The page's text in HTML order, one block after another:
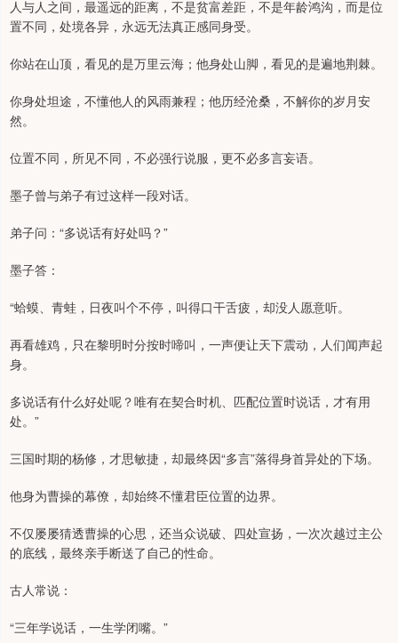
人与人之间，最遥远的距离，不是贫富差距，不是年龄鸿沟，而是位
置不同，处境各异，永远无法真正感同身受。
你站在山顶，看见的是万里云海；他身处山脚，看见的是遍地荆棘。
你身处坦途，不懂他人的风雨兼程；他历经沧桑，不解你的岁月安
然。
位置不同，所见不同，不必强行说服，更不必多言妄语。
墨子曾与弟子有过这样一段对话。
弟子问：“多说话有好处吗？”
墨子答：
“蛤蟆、青蛙，日夜叫个不停，叫得口干舌疲，却没人愿意听。
再看雄鸡，只在黎明时分按时啼叫，一声便让天下震动，人们闻声起
身。
多说话有什么好处呢？唯有在契合时机、匹配位置时说话，才有用
处。”
三国时期的杨修，才思敏捷，却最终因“多言”落得身首异处的下场。
他身为曹操的幕僚，却始终不懂君臣位置的边界。
不仅屡屡猜透曹操的心思，还当众说破、四处宣扬，一次次越过主公
的底线，最终亲手断送了自己的性命。
古人常说：
“三年学说话，一生学闭嘴。”